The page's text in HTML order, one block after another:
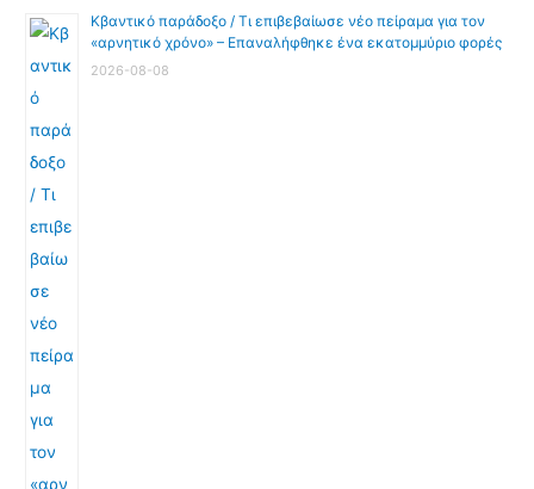
Κβαντικό παράδοξο / Τι επιβεβαίωσε νέο πείραμα για τον
«αρνητικό χρόνο» – Επαναλήφθηκε ένα εκατομμύριο φορές
2026-08-08